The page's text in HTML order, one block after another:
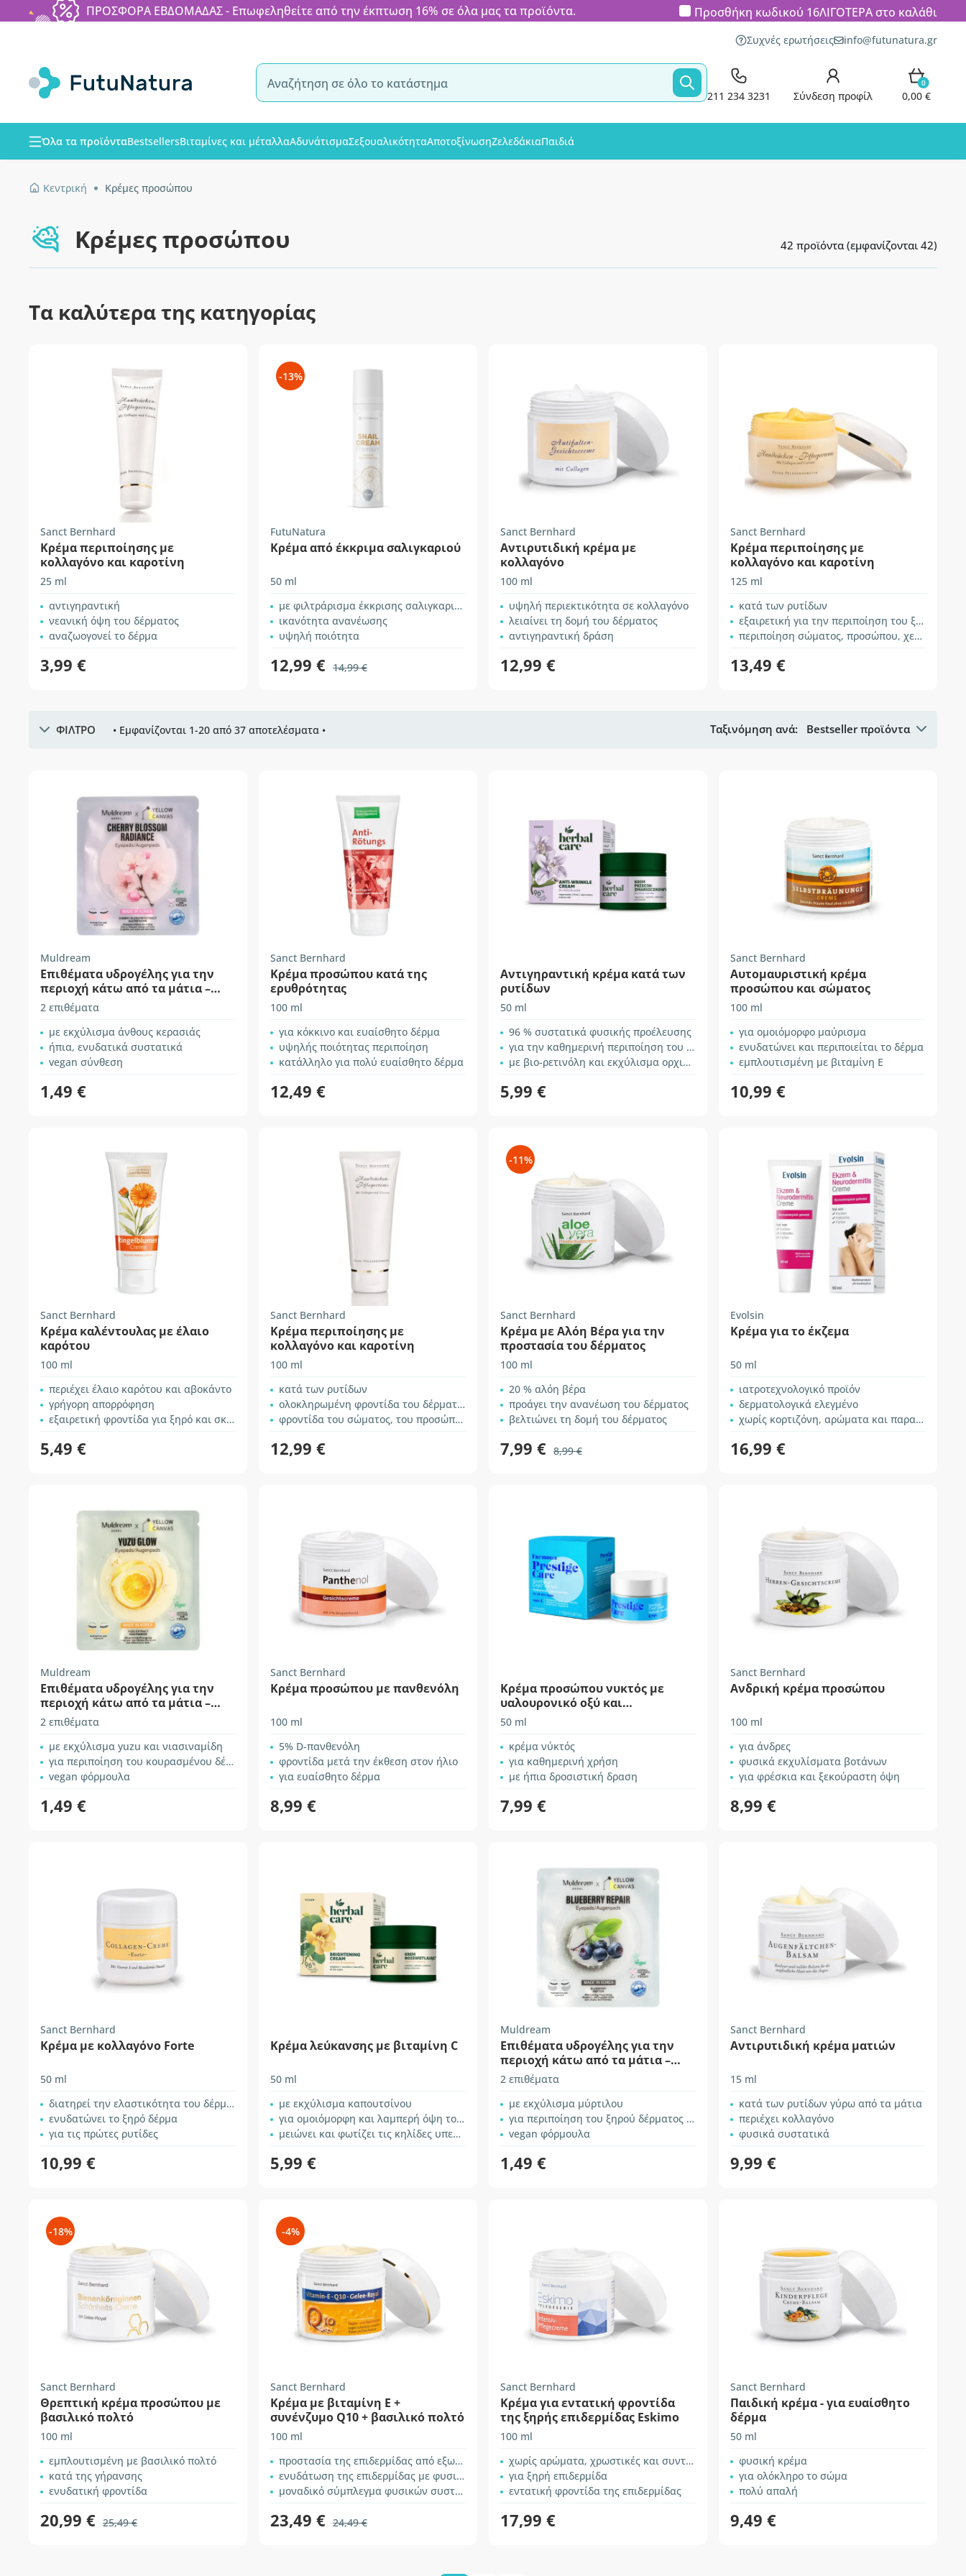
ΠΡΟΣΦΟΡΑ ΕΒΔΟΜΑΔΑΣ - Επωφεληθείτε από την έκπτωση 16% σε όλα μας τα προϊόντα. Προσθήκη κωδικού 16ΛΙΓΟΤΕΡΑστο καλάθι
Συχνές ερωτήσεις info@futunatura.gr
211 234 3231 Σύνδεση προφίλ
0
0,00 €
Όλα τα προϊόνταBestsellersΒιταμίνες και μέταλλαΑδυνάτισμαΣεξουαλικότηταΑποτοξίνωσηΖελεδάκιαΠαιδιά
Κεντρική Κρέμες προσώπου
Κρέμες προσώπου 42 προϊόντα (εμφανίζονται 42)
Τα καλύτερα της κατηγορίας
Sanct Bernhard
Κρέμα περιποίησης με
κολλαγόνο και καροτίνη
25 ml
αντιγηραντική
νεανική όψη του δέρματος
αναζωογονεί το δέρμα
3,99 €
-13%
FutuNatura
Κρέμα από έκκριμα σαλιγκαριού
50 ml
με φιλτράρισμα έκκρισης σαλιγκαριού
ικανότητα ανανέωσης
υψηλή ποιότητα
12,99 € 14,99 €
Sanct Bernhard
Αντιρυτιδική κρέμα με
κολλαγόνο
100 ml
υψηλή περιεκτικότητα σε κολλαγόνο
λειαίνει τη δομή του δέρματος
αντιγηραντική δράση
12,99 €
Sanct Bernhard
Κρέμα περιποίησης με
κολλαγόνο και καροτίνη
125 ml
κατά των ρυτίδων
εξαιρετική για την περιποίηση του ξηρού δέρματος
περιποίηση σώματος, προσώπου, χεριών και νυχιών
13,49 €
ΦΙΛΤΡΟ • Εμφανίζονται 1-20 από 37 αποτελέσματα • Ταξινόμηση ανά: Bestseller προϊόντα
Muldream
Επιθέματα υδρογέλης για την
περιοχή κάτω από τα μάτια –
Cherry Blossom
2 επιθέματα
με εκχύλισμα άνθους κερασιάς
ήπια, ενυδατικά συστατικά
vegan σύνθεση
1,49 €
Sanct Bernhard
Κρέμα προσώπου κατά της
ερυθρότητας
100 ml
για κόκκινο και ευαίσθητο δέρμα
υψηλής ποιότητας περιποίηση
κατάλληλο για πολύ ευαίσθητο δέρμα
12,49 €
Αντιγηραντική κρέμα κατά των
ρυτίδων
50 ml
96 % συστατικά φυσικής προέλευσης
για την καθημερινή περιποίηση του ώριμου δέρματος
με βιο-ρετινόλη και εκχύλισμα ορχιδέας
5,99 €
Sanct Bernhard
Αυτομαυριστική κρέμα
προσώπου και σώματος
100 ml
για ομοιόμορφο μαύρισμα
ενυδατώνει και περιποιείται το δέρμα
εμπλουτισμένη με βιταμίνη Ε
10,99 €
Sanct Bernhard
Κρέμα καλέντουλας με έλαιο
καρότου
100 ml
περιέχει έλαιο καρότου και αβοκάντο
γρήγορη απορρόφηση
εξαιρετική φροντίδα για ξηρό και σκασμένο δέρμα
5,49 €
Sanct Bernhard
Κρέμα περιποίησης με
κολλαγόνο και καροτίνη
100 ml
κατά των ρυτίδων
ολοκληρωμένη φροντίδα του δέρματος
φροντίδα του σώματος, του προσώπου, των χεριών και των νυχιών
12,99 €
-11%
Sanct Bernhard
Κρέμα με Αλόη Βέρα για την
προστασία του δέρματος
100 ml
20 % αλόη βέρα
προάγει την ανανέωση του δέρματος
βελτιώνει τη δομή του δέρματος
7,99 € 8,99 €
Evolsin
Κρέμα για το έκζεμα
50 ml
ιατροτεχνολογικό προϊόν
δερματολογικά ελεγμένο
χωρίς κορτιζόνη, αρώματα και παραβένες
16,99 €
Muldream
Επιθέματα υδρογέλης για την
περιοχή κάτω από τα μάτια –
Yuzu
2 επιθέματα
με εκχύλισμα yuzu και νιασιναμίδη
για περιποίηση του κουρασμένου δέρματος γύρω από τα μάτια
vegan φόρμουλα
1,49 €
Sanct Bernhard
Κρέμα προσώπου με πανθενόλη
100 ml
5% D-πανθενόλη
φροντίδα μετά την έκθεση στον ήλιο
για ευαίσθητο δέρμα
8,99 €
Κρέμα προσώπου νυκτός με
υαλουρονικό οξύ και
νιασιναμίδη
50 ml
κρέμα νύκτός
για καθημερινή χρήση
με ήπια δροσιστική δραση
7,99 €
Sanct Bernhard
Ανδρική κρέμα προσώπου
100 ml
για άνδρες
φυσικά εκχυλίσματα βοτάνων
για φρέσκια και ξεκούραστη όψη
8,99 €
Sanct Bernhard
Κρέμα με κολλαγόνο Forte
50 ml
διατηρεί την ελαστικότητα του δέρματος
ενυδατώνει το ξηρό δέρμα
για τις πρώτες ρυτίδες
10,99 €
Κρέμα λεύκανσης με βιταμίνη C
50 ml
με εκχύλισμα καπουτσίνου
για ομοιόμορφη και λαμπερή όψη του δέρματος
μειώνει και φωτίζει τις κηλίδες υπερμελάγχρωσης
5,99 €
Muldream
Επιθέματα υδρογέλης για την
περιοχή κάτω από τα μάτια –
Blueberry
2 επιθέματα
με εκχύλισμα μύρτιλου
για περιποίηση του ξηρού δέρματος γύρω από τα μάτια
vegan φόρμουλα
1,49 €
Sanct Bernhard
Αντιρυτιδική κρέμα ματιών
15 ml
κατά των ρυτίδων γύρω από τα μάτια
περιέχει κολλαγόνο
φυσικά συστατικά
9,99 €
-18%
Sanct Bernhard
Θρεπτική κρέμα προσώπου με
βασιλικό πολτό
100 ml
εμπλουτισμένη με βασιλικό πολτό
κατά της γήρανσης
ενυδατική φροντίδα
20,99 € 25,49 €
-4%
Sanct Bernhard
Κρέμα με βιταμίνη Ε +
συνένζυμο Q10 + βασιλικό πολτό
100 ml
προστασία της επιδερμίδας από εξωτερικούς παράγοντες
ενυδάτωση της επιδερμίδας με φυσικό τρόπο
μοναδικό σύμπλεγμα φυσικών συστατικών
23,49 € 24,49 €
Sanct Bernhard
Κρέμα για εντατική φροντίδα
της ξηρής επιδερμίδας Eskimo
100 ml
χωρίς αρώματα, χρωστικές και συντηρητικά
για ξηρή επιδερμίδα
εντατική φροντίδα της επιδερμίδας
17,99 €
Sanct Bernhard
Παιδική κρέμα - για ευαίσθητο
δέρμα
50 ml
φυσική κρέμα
για ολόκληρο το σώμα
πολύ απαλή
9,49 €